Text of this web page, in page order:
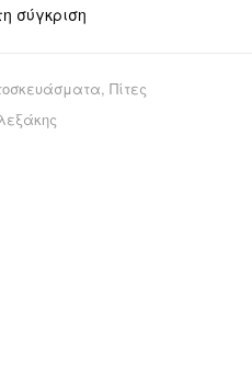
σύγκριση
, Πίτες